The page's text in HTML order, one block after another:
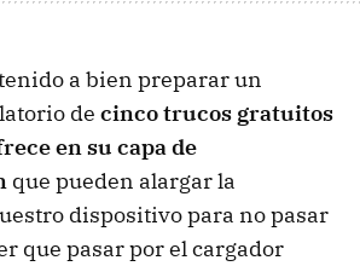
a bien preparar un
de cinco trucos gratuitos
en su capa de
que pueden alargar la
dispositivo para no pasar
que pasar por el cargador